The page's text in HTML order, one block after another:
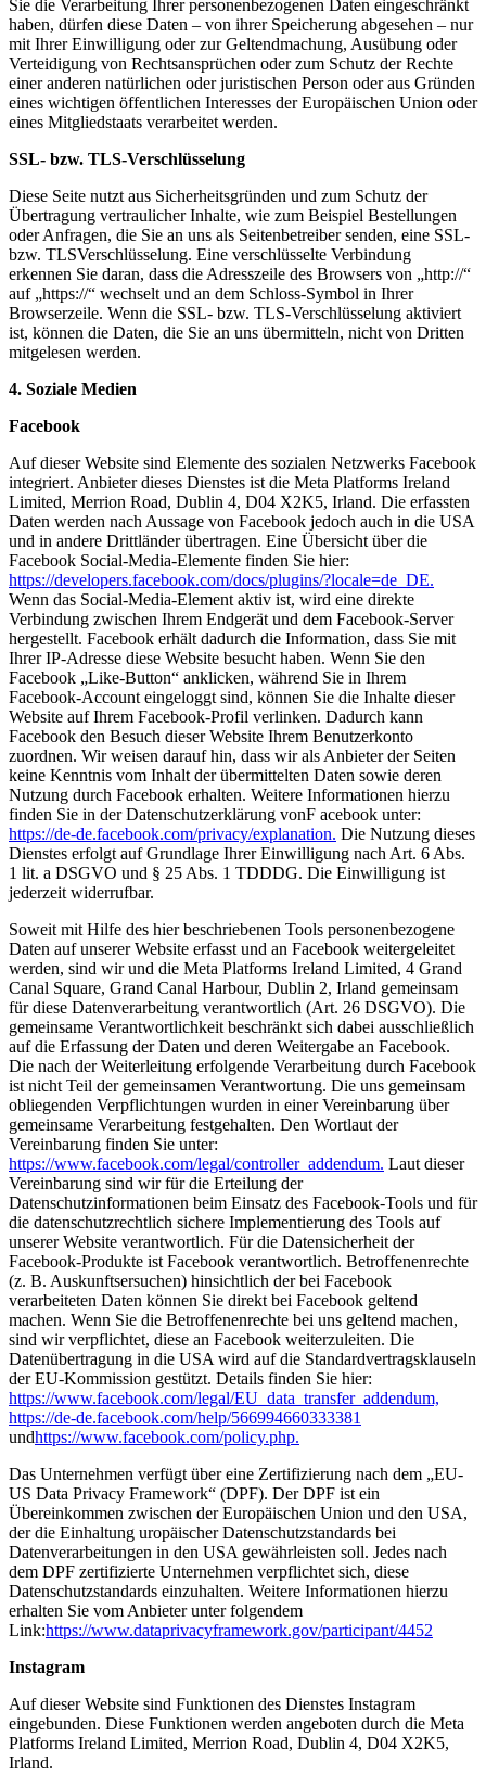
Sie die Verarbeitung Ihrer personenbezogenen Daten eingeschränkt
haben, dürfen diese Daten – von ihrer Speicherung abgesehen – nur
mit Ihrer Einwilligung oder zur Geltendmachung, Ausübung oder
Verteidigung von Rechtsansprüchen oder zum Schutz der Rechte
einer anderen natürlichen oder juristischen Person oder aus Gründen
eines wichtigen öffentlichen Interesses der Europäischen Union oder
eines Mitgliedstaats verarbeitet werden.
SSL- bzw. TLS-Verschlüsselung
Diese Seite nutzt aus Sicherheitsgründen und zum Schutz der
Übertragung vertraulicher Inhalte, wie zum Beispiel Bestellungen
oder Anfragen, die Sie an uns als Seitenbetreiber senden, eine SSL-
bzw. TLSVerschlüsselung. Eine verschlüsselte Verbindung
erkennen Sie daran, dass die Adresszeile des Browsers von „http://“
auf „https://“ wechselt und an dem Schloss-Symbol in Ihrer
Browserzeile. Wenn die SSL- bzw. TLS-Verschlüsselung aktiviert
ist, können die Daten, die Sie an uns übermitteln, nicht von Dritten
mitgelesen werden.
4. Soziale Medien
Facebook
Auf dieser Website sind Elemente des sozialen Netzwerks Facebook
integriert. Anbieter dieses Dienstes ist die Meta Platforms Ireland
Limited, Merrion Road, Dublin 4, D04 X2K5, Irland. Die erfassten
Daten werden nach Aussage von Facebook jedoch auch in die USA
und in andere Drittländer übertragen. Eine Übersicht über die
Facebook Social-Media-Elemente finden Sie hier:
https://developers.facebook.com/docs/plugins/?locale=de_DE.
Wenn das Social-Media-Element aktiv ist, wird eine direkte
Verbindung zwischen Ihrem Endgerät und dem Facebook-Server
hergestellt. Facebook erhält dadurch die Information, dass Sie mit
Ihrer IP-Adresse diese Website besucht haben. Wenn Sie den
Facebook „Like-Button“ anklicken, während Sie in Ihrem
Facebook-Account eingeloggt sind, können Sie die Inhalte dieser
Website auf Ihrem Facebook-Profil verlinken. Dadurch kann
Facebook den Besuch dieser Website Ihrem Benutzerkonto
zuordnen. Wir weisen darauf hin, dass wir als Anbieter der Seiten
keine Kenntnis vom Inhalt der übermittelten Daten sowie deren
Nutzung durch Facebook erhalten. Weitere Informationen hierzu
finden Sie in der Datenschutzerklärung vonF acebook unter:
https://de-de.facebook.com/privacy/explanation. Die Nutzung dieses
Dienstes erfolgt auf Grundlage Ihrer Einwilligung nach Art. 6 Abs.
1 lit. a DSGVO und § 25 Abs. 1 TDDDG. Die Einwilligung ist
jederzeit widerrufbar.
Soweit mit Hilfe des hier beschriebenen Tools personenbezogene
Daten auf unserer Website erfasst und an Facebook weitergeleitet
werden, sind wir und die Meta Platforms Ireland Limited, 4 Grand
Canal Square, Grand Canal Harbour, Dublin 2, Irland gemeinsam
für diese Datenverarbeitung verantwortlich (Art. 26 DSGVO). Die
gemeinsame Verantwortlichkeit beschränkt sich dabei ausschließlich
auf die Erfassung der Daten und deren Weitergabe an Facebook.
Die nach der Weiterleitung erfolgende Verarbeitung durch Facebook
ist nicht Teil der gemeinsamen Verantwortung. Die uns gemeinsam
obliegenden Verpflichtungen wurden in einer Vereinbarung über
gemeinsame Verarbeitung festgehalten. Den Wortlaut der
Vereinbarung finden Sie unter:
https://www.facebook.com/legal/controller_addendum. Laut dieser
Vereinbarung sind wir für die Erteilung der
Datenschutzinformationen beim Einsatz des Facebook-Tools und für
die datenschutzrechtlich sichere Implementierung des Tools auf
unserer Website verantwortlich. Für die Datensicherheit der
Facebook-Produkte ist Facebook verantwortlich. Betroffenenrechte
(z. B. Auskunftsersuchen) hinsichtlich der bei Facebook
verarbeiteten Daten können Sie direkt bei Facebook geltend
machen. Wenn Sie die Betroffenenrechte bei uns geltend machen,
sind wir verpflichtet, diese an Facebook weiterzuleiten. Die
Datenübertragung in die USA wird auf die Standardvertragsklauseln
der EU-Kommission gestützt. Details finden Sie hier:
https://www.facebook.com/legal/EU_data_transfer_addendum,
https://de-de.facebook.com/help/566994660333381
undhttps://www.facebook.com/policy.php.
Das Unternehmen verfügt über eine Zertifizierung nach dem „EU-
US Data Privacy Framework“ (DPF). Der DPF ist ein
Übereinkommen zwischen der Europäischen Union und den USA,
der die Einhaltung uropäischer Datenschutzstandards bei
Datenverarbeitungen in den USA gewährleisten soll. Jedes nach
dem DPF zertifizierte Unternehmen verpflichtet sich, diese
Datenschutzstandards einzuhalten. Weitere Informationen hierzu
erhalten Sie vom Anbieter unter folgendem
Link:https://www.dataprivacyframework.gov/participant/4452
Instagram
Auf dieser Website sind Funktionen des Dienstes Instagram
eingebunden. Diese Funktionen werden angeboten durch die Meta
Platforms Ireland Limited, Merrion Road, Dublin 4, D04 X2K5,
Irland.